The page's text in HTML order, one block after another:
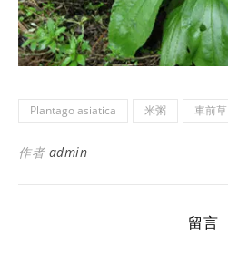
Plantago asiatica 米粥 車前草
作者 admin
留言